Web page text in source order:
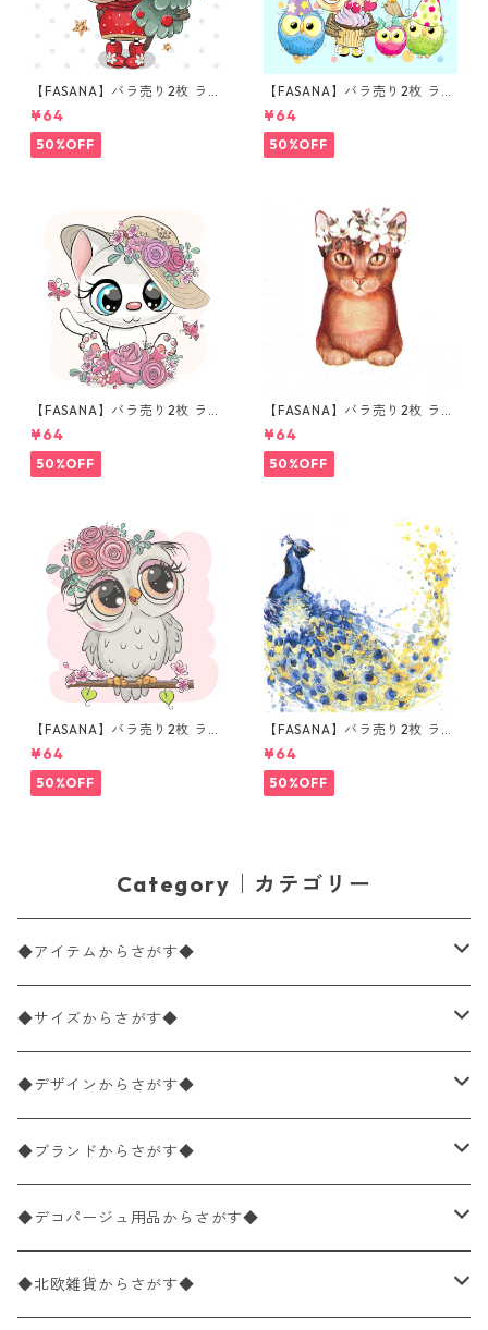
【FASANA】バラ売り2枚 ラン
チサイズ ペーパーナプキン Ch
ristmas Owl ホワイト
¥64
50%OFF
【FASANA】バラ売り2枚 ラン
チサイズ ペーパーナプキン Ha
ppy Birthday Owls ブルー
¥64
50%OFF
【FASANA】バラ売り2枚 ラン
チサイズ ペーパーナプキン Ca
rtoon Kitten ホワイト
¥64
50%OFF
【FASANA】バラ売り2枚 ラン
チサイズ ペーパーナプキン La
dy Cat ホワイト
¥64
50%OFF
【FASANA】バラ売り2枚 ラン
チサイズ ペーパーナプキン Ca
rtoon Owl ホワイト
¥64
50%OFF
【FASANA】バラ売り2枚 ラン
チサイズ ペーパーナプキン Co
loured Peacock ホワイト
¥64
50%OFF
Category｜カテゴリー
◆アイテムからさがす◆
ペーパーナプキン2枚バラ売り
ペーパーナプキン1枚バラ売り
ペーパーナプキン20枚入りパック
ペーパーナプキン10枚入りパック
ライスペーパー
◆サイズからさがす◆
33×33cm（ランチサイズ）
バラ売り
パック売り
25×25cm（カクテルサイズ）
バラ売り
パック売り
40×40cm（ディナーサイズ）
バラ売り
21×21cm（ポケットサイズ）
◆デザインからさがす◆
花柄
植物・グリーン柄
動物・鳥・昆虫・蝶柄
◆ブランドからさがす◆
ドイツ製 IHR/イア
ランチサイズ
ドイツ製 Ambiente/アンビエンテ
◆デコパージュ用品からさがす◆
デコパージュ液
◆北欧雑貨からさがす◆